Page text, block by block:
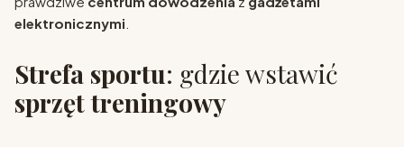
elektronicznymi
Strefa sportu: gdzie wstawić
sprzęt treningowy